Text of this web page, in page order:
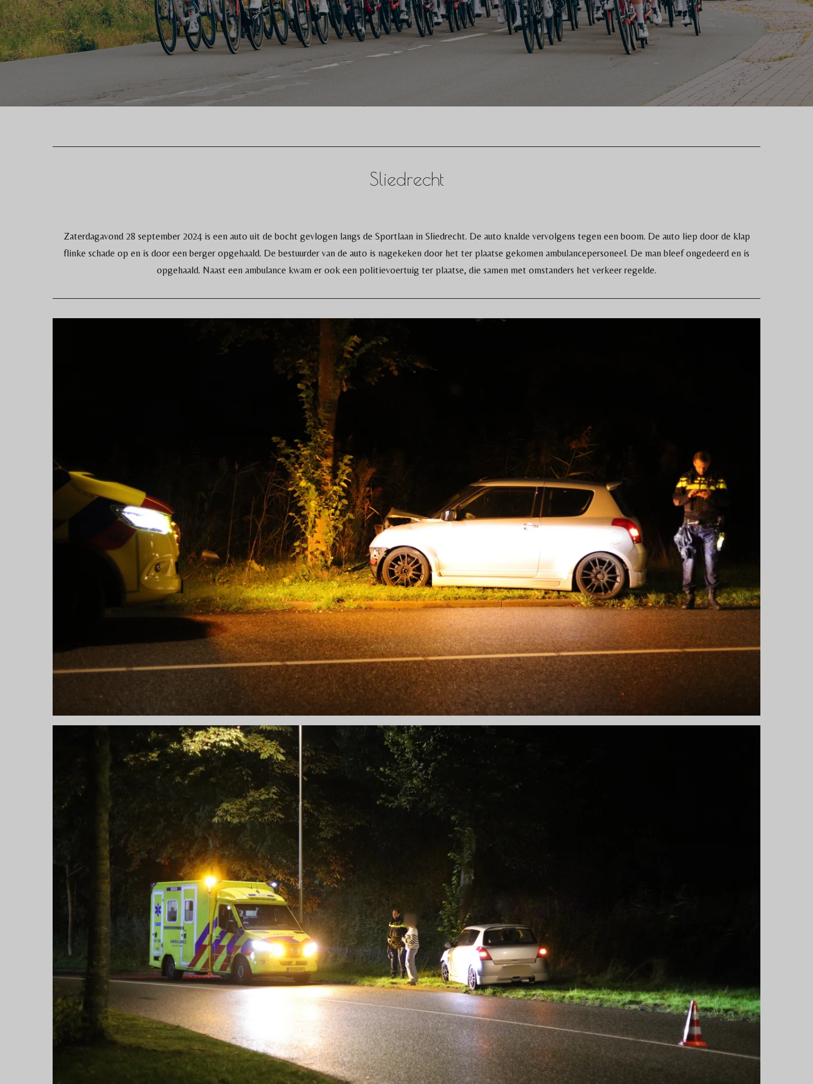
Sliedrecht
Zaterdagavond 28 september 2024 is een auto uit de bocht gevlogen langs de Sportlaan in Sliedrecht. De auto knalde vervolgens tegen een boom. De auto liep door de klap
flinke schade op en is door een berger opgehaald. De bestuurder van de auto is nagekeken door het ter plaatse gekomen ambulancepersoneel. De man bleef ongedeerd en is
opgehaald. Naast een ambulance kwam er ook een politievoertuig ter plaatse, die samen met omstanders het verkeer regelde.